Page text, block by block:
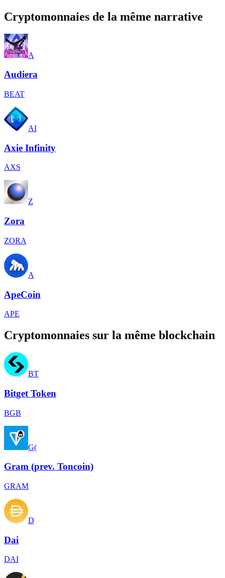
Cryptomonnaies de la même narrative
A
Audiera
BEAT
AI
Axie Infinity
AXS
Z
Zora
ZORA
A
ApeCoin
APE
Cryptomonnaies sur la même blockchain
BT
Bitget Token
BGB
G(
Gram (prev. Toncoin)
GRAM
D
Dai
DAI